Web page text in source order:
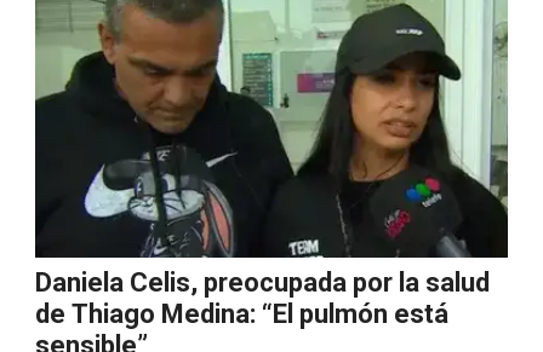
Daniela Celis, preocupada por la salud
de Thiago Medina: “El pulmón está
sensible”